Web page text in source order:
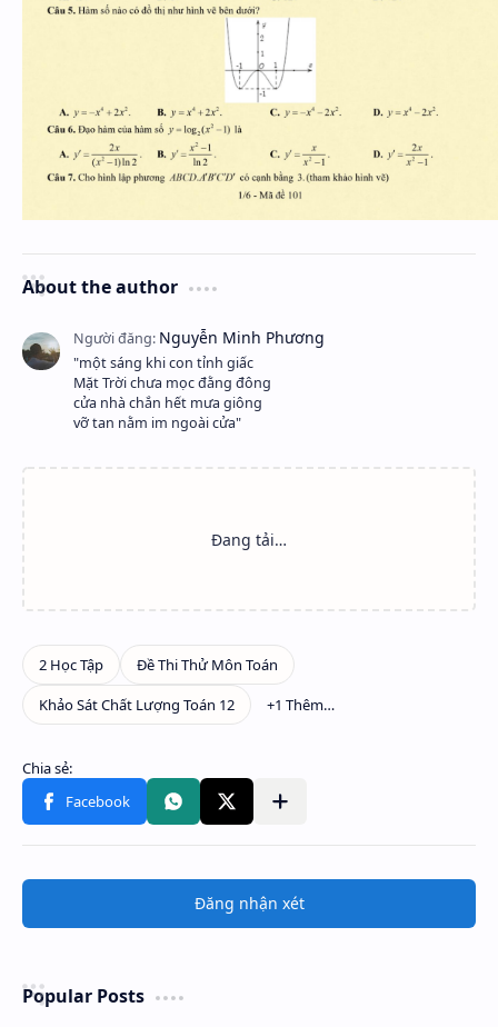
About the author
"một sáng khi con tỉnh giấc
Mặt Trời chưa mọc đằng đông
cửa nhà chắn hết mưa giông
vỡ tan nằm im ngoài cửa"
Đăng nhận xét
Popular Posts